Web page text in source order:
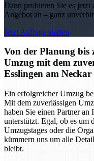
Dann probieren Sie es
Angebot an – ganz
Jetzt Anfrage starten
Von der Planung bis
Umzug mit dem
Esslingen am Neckar
Ein erfolgreicher Umzug
Mit dem zuverlässigen
haben Sie einen Partner
unterstützt. Egal, ob es um
Umzugstages oder die
kümmern uns um alle
bleibt.